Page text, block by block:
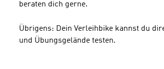
beraten dich gerne.
Übrigens: Dein Verleihbike kannst du
und Übungsgelände testen.